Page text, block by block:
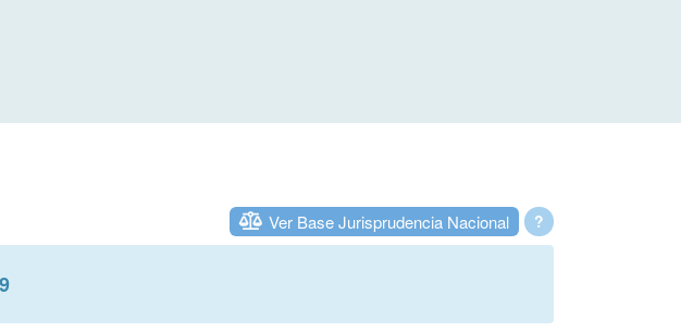
?
Ver Base Jurisprudencia Nacional